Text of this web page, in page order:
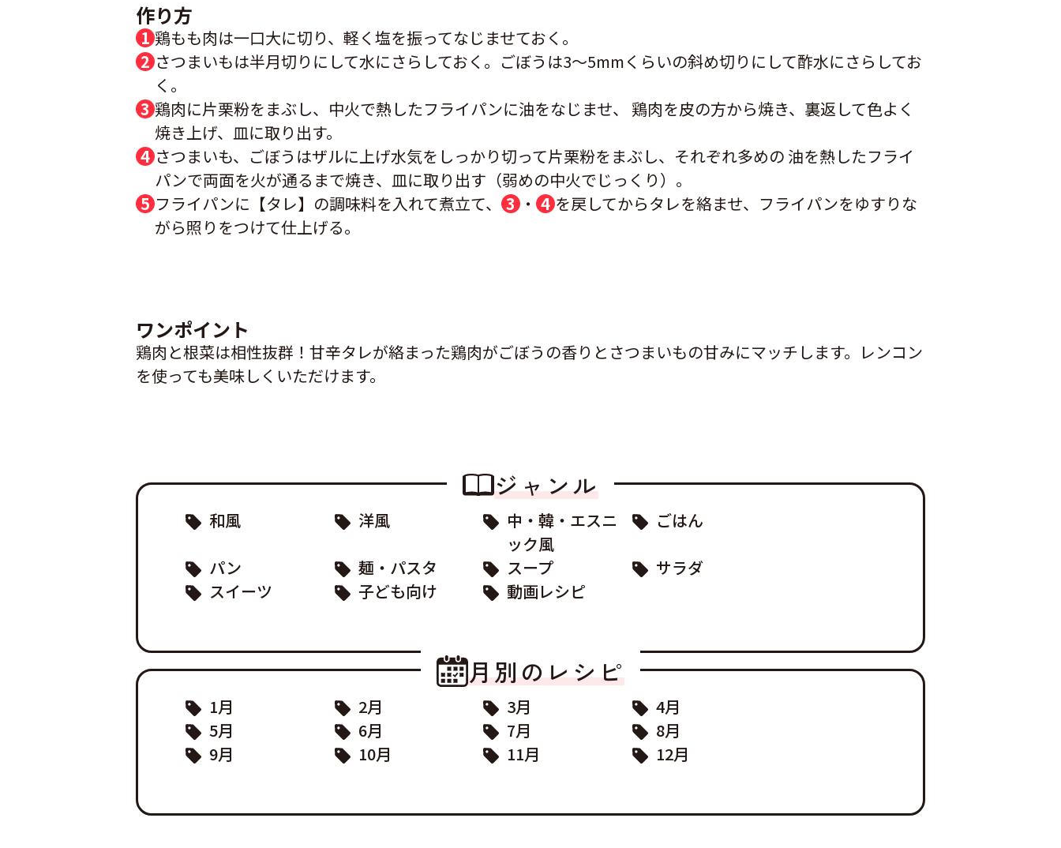
作り方
鶏もも肉は一口大に切り、軽く塩を振ってなじませておく。
さつまいもは半月切りにして水にさらしておく。ごぼうは3～5mmくらいの斜め切りにして酢水にさらしてお
く。
鶏肉に片栗粉をまぶし、中火で熱したフライパンに油をなじませ、 鶏肉を皮の方から焼き、裏返して色よく
焼き上げ、皿に取り出す。
さつまいも、ごぼうはザルに上げ水気をしっかり切って片栗粉をまぶし、それぞれ多めの 油を熱したフライ
パンで両面を火が通るまで焼き、皿に取り出す（弱めの中火でじっくり）。
フライパンに【タレ】の調味料を入れて煮立て、
3 ・ 4 を戻してからタレを絡ませ、フライパンをゆすりな
がら照りをつけて仕上げる。
ワンポイント
鶏肉と根菜は相性抜群！甘辛タレが絡まった鶏肉がごぼうの香りとさつまいもの甘みにマッチします。レンコン
を使っても美味しくいただけます。
ジャンル
和風 洋風
中・韓・エスニ
ック風
ごはん
パン 麺・パスタ スープ
サラダ
スイーツ
子ども向け 動画レシピ
月別のレシピ
1月 2月 3月
4月
5月
6月 7月
8月
9月
10月 11月 12月